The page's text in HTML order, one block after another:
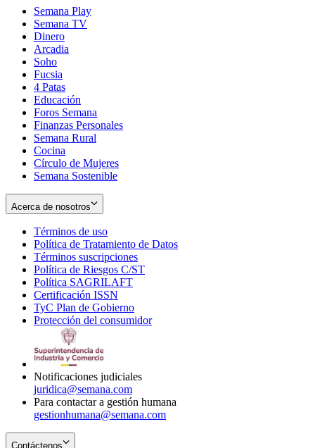
Semana Play
Semana TV
Dinero
Arcadia
Soho
in
new
window
Fucsia
in
new
window
4 Patas
Educación
Foros Semana
Finanzas Personales
Semana Rural
Cocina
Círculo de Mujeres
Semana Sostenible
Acerca de nosotros
Términos de uso
in
new
window
Política de Tratamiento de Datos
Términos suscripciones
in
Política de Riesgos C/ST
Política SAGRILAFT
new
window
Certificación ISSN
in
new
TyC Plan de Gobierno
in
Protección del consumidorOpens
Notificaciones judiciales
juridica@semana.com
Para contactar a gestión humana
gestionhumana@semana.com
Contáctenos